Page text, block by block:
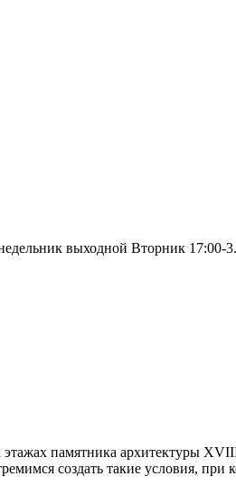
выходной Вторник 17:00-
этажах памятника архитектуры
создать такие условия, при